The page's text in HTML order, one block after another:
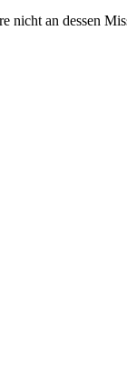
an dessen